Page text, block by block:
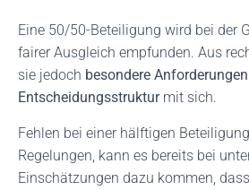
Eine 50/50-Beteiligung wird bei der
fairer Ausgleich empfunden. Aus
sie jedoch besondere
Entscheidungsstrukturmit sich.
Fehlen bei einer hälftigen
Regelungen, kann es bereits bei
Einschätzungen dazu kommen,